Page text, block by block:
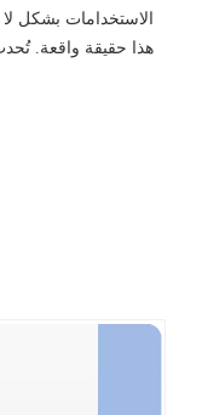
الاستخدامات بشكل
هذا حقيقة واقعة.
ستتعرف على تطور